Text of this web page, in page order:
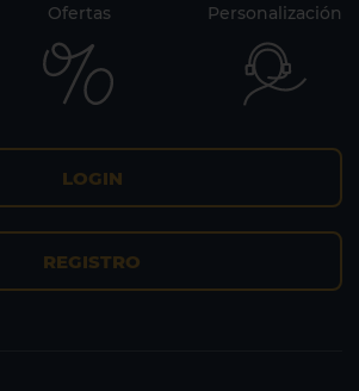
Ofertas Personalización
LOGIN
REGISTRO